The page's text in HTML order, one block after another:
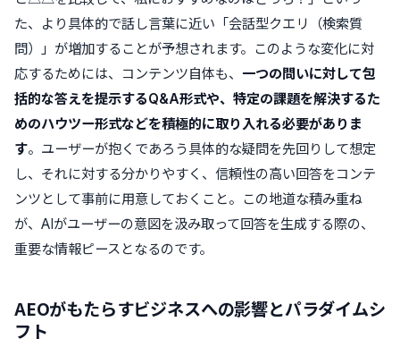
た、より具体的で話し言葉に近い「会話型クエリ（検索質
問）」が増加することが予想されます。このような変化に対
応するためには、コンテンツ自体も、 一つの問いに対して包
括的な答えを提示するQ&A形式や、特定の課題を解決するた
めのハウツー形式などを積極的に取り入れる必要がありま
す。ユーザーが抱くであろう具体的な疑問を先回りして想定
し、それに対する分かりやすく、信頼性の高い回答をコンテ
ンツとして事前に用意しておくこと。この地道な積み重ね
が、AIがユーザーの意図を汲み取って回答を生成する際の、
重要な情報ピースとなるのです。
AEOがもたらすビジネスへの影響とパラダイムシ
フト